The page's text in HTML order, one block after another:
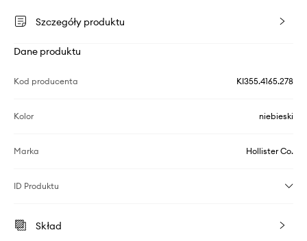
Szczegóły produktu
Dane produktu
Kod producenta KI355.4165.278
Kolor niebieski
Marka Hollister Co.
ID Produktu
Skład